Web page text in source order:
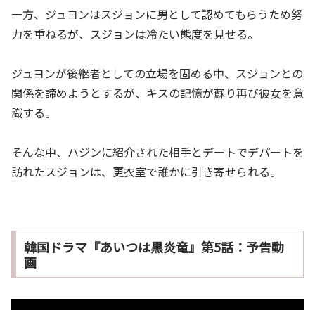
一方、ジュヨンはスジョンに男として認めてもらうため努
力を重ねるが、スジョンは冷たい態度を見せる。
ジュヨンが後継者としての立場を固める中、スジョンとの
関係を諦めようとするが、キスの記憶が蘇り再び彼女を意
識する。
そんな中、ハジンに紹介された相手とデートでデパートを
訪れたスジョンは、更衣室で誰かに引き寄せられる。
韓国ドラマ『あいつは黒炎竜』第5話：予告動
画